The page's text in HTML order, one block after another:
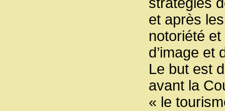
et après
notoriété
d’image et
Le but est
avant la
« le